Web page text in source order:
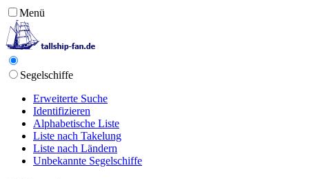
Menü
Segelschiffe
Erweiterte Suche
Identifizieren
Alphabetische Liste
Liste nach Takelung
Liste nach Ländern
Unbekannte Segelschiffe